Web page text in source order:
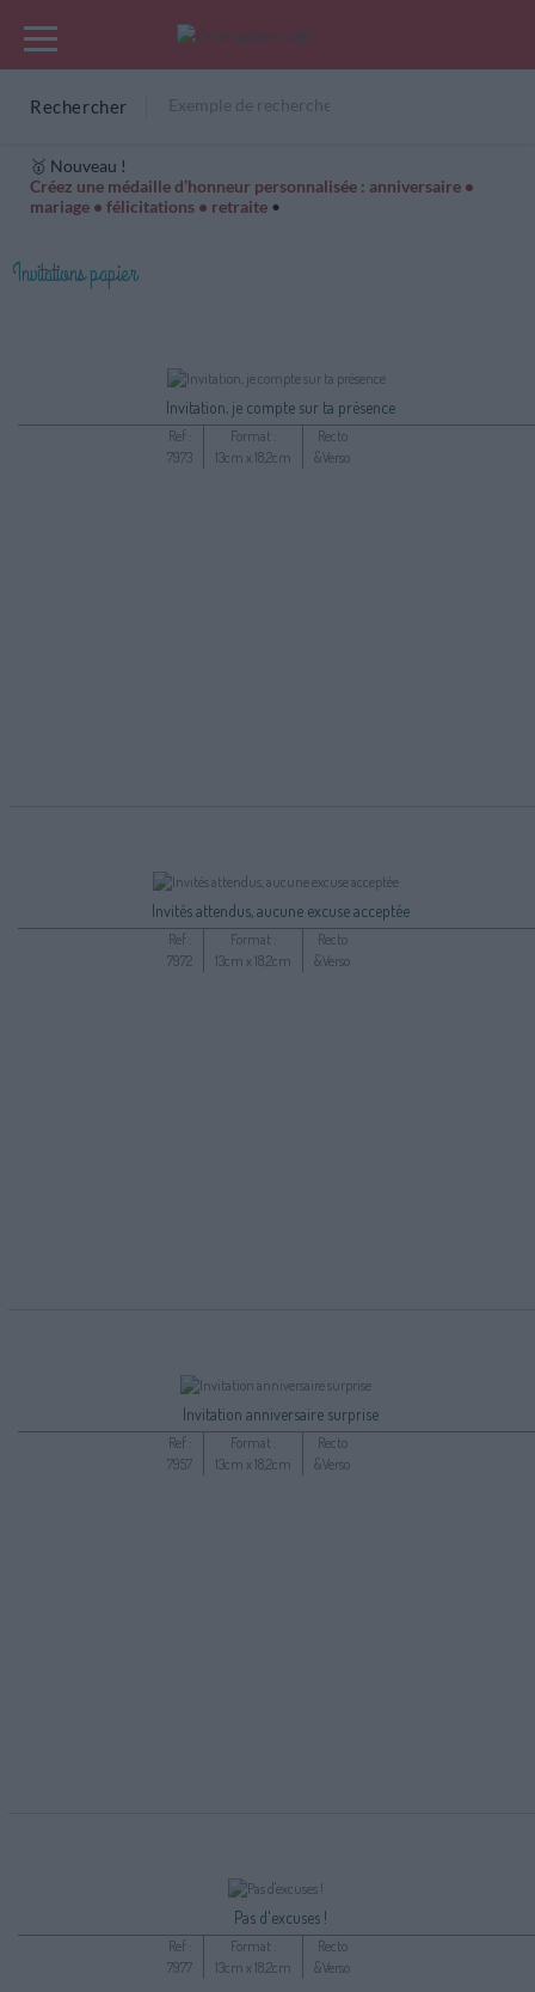
Rechercher
🥇 Nouveau !
Créez une médaille d’honneur personnalisée : anniversaire •
mariage • félicitations • retraite •
Cartes Hiver Cadeaux années de naissance
Invitations papier
Invitation, je compte sur ta présence
Ref :
7973
Format :
13cm x 18,2cm
Recto
&Verso
Invités attendus, aucune excuse acceptée
Ref :
7972
Format :
13cm x 18,2cm
Recto
&Verso
Invitation anniversaire surprise
Ref :
7957
Format :
13cm x 18,2cm
Recto
&Verso
Pas d'excuses !
Ref :
7977
Format :
13cm x 18,2cm
Recto
&Verso